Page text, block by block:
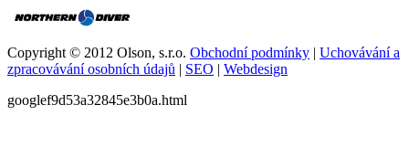
Copyright © 2012 Olson, s.r.o. Obchodní podmínky | Uchovávání a
zpracovávání osobních údajů | SEO | Webdesign
googlef9d53a32845e3b0a.html